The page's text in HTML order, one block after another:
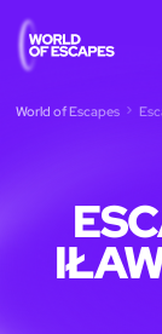
World of Escapes